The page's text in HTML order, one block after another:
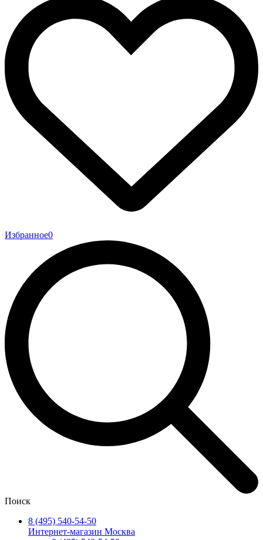
Избранное0
Поиск
8 (495) 540-54-50
Интернет-магазин Москва